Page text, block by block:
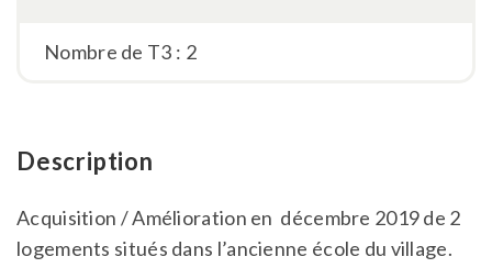
Nombre de T3 : 2
Description
Acquisition / Amélioration en décembre 2019 de 2
logements situés dans l’ancienne école du village.